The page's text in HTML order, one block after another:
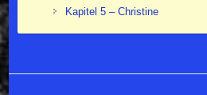
Kapitel 5 – Christine